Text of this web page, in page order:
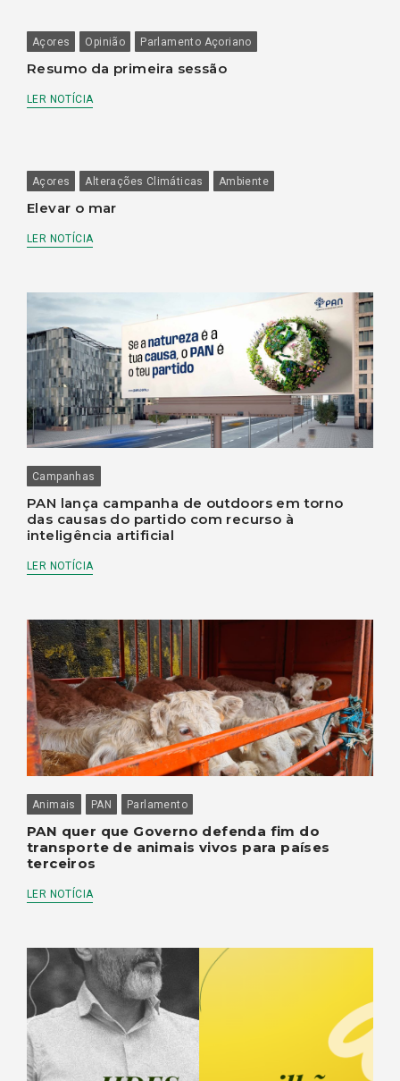
Açores Opinião Parlamento Açoriano
Resumo da primeira sessão
LER NOTÍCIA
Açores Alterações Climáticas Ambiente
Elevar o mar
LER NOTÍCIA
Campanhas
PAN lança campanha de outdoors em torno
das causas do partido com recurso à
inteligência artificial
LER NOTÍCIA
Animais PAN Parlamento
PAN quer que Governo defenda fim do
transporte de animais vivos para países
terceiros
LER NOTÍCIA